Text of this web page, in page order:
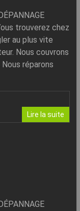
trouverez chez
au plus vite
Nous couvrons
réparons
Lire la suite